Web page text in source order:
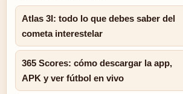
Atlas 3I: todo lo que debes saber del
cometa interestelar
365 Scores: cómo descargar la app,
APK y ver fútbol en vivo